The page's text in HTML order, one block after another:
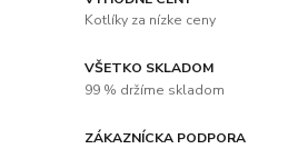
Kotlíky za nízke ceny
VŠETKO SKLADOM
99 % držíme skladom
ZÁKAZNÍCKA PODPORA